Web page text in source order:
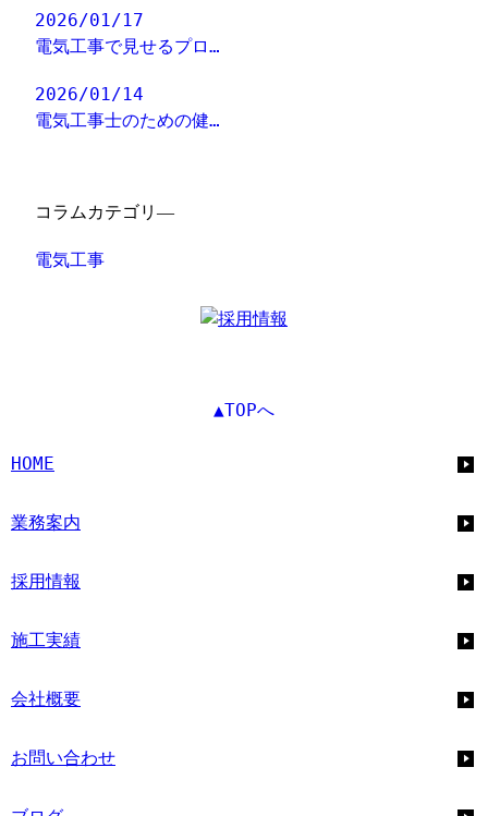
2026/01/17
電気工事で見せるプロ…
2026/01/14
電気工事士のための健…
コラムカテゴリ―
電気工事
▲TOPへ
HOME
業務案内
採用情報
施工実績
会社概要
お問い合わせ